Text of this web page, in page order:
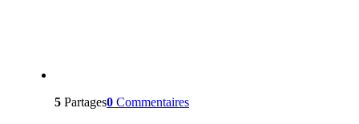
5 Partages0 Commentaires